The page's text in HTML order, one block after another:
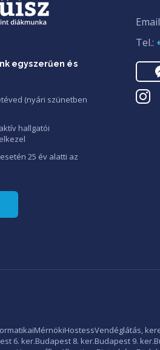
egyszerűen és
(nyári szünetben
hallgatói
25 év alatti az
Tel.:
MérnökiHostessVendéglátás,
6. ker.Budapest 8. ker.Budapest 9. ker.